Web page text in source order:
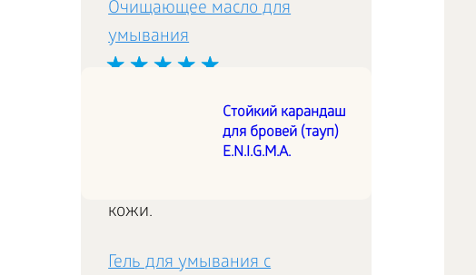
Очищающее масло для
умывания
Деликатное очищение:
сохраняет гидролипидный и
pH-баланс. Идеально даже
кожи.
Гель для умывания с
Стойкий карандаш
для бровей (тауп)
E.N.I.G.M.A.